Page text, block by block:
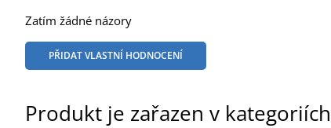
Zatím žádné názory
PŘIDAT VLASTNÍ HODNOCENÍ
Produkt je zařazen v kategoriích